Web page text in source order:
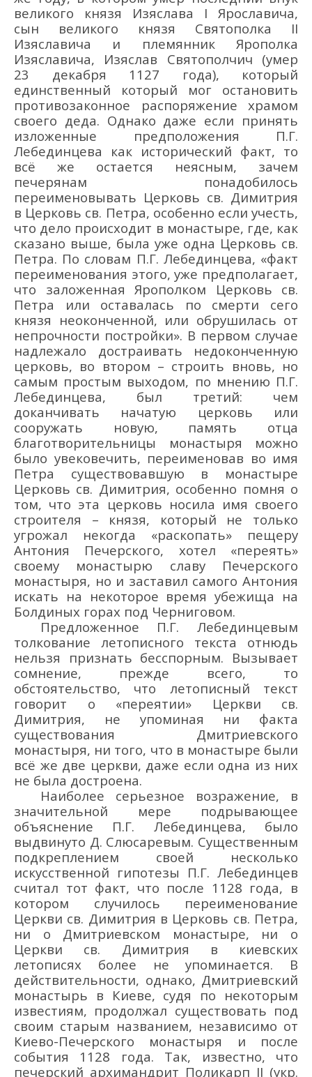
великого князя Изяслава I Ярославича,
сын великого князя Святополка II
Изяславича и племянник Ярополка
Изяславича, Изяслав Святополчич (умер
23 декабря 1127 года), который
единственный который мог остановить
противозаконное распоряжение храмом
своего деда. Однако даже если принять
изложенные предположения П.Г.
Лебединцева как исторический факт, то
всё же остается неясным, зачем
печерянам понадобилось
переименовывать Церковь св. Димитрия
в Церковь св. Петра, особенно если учесть,
что дело происходит в монастыре, где, как
сказано выше, была уже одна Церковь св.
Петра. По словам П.Г. Лебединцева, «факт
переименования этого, уже предполагает,
что заложенная Ярополком Церковь св.
Петра или оставалась по смерти сего
князя неоконченной, или обрушилась от
непрочности постройки». В первом случае
надлежало достраивать недоконченную
церковь, во втором – строить вновь, но
самым простым выходом, по мнению П.Г.
Лебединцева, был третий: чем
доканчивать начатую церковь или
сооружать новую, память отца
благотворительницы монастыря можно
было увековечить, переименовав во имя
Петра существовавшую в монастыре
Церковь св. Димитрия, особенно помня о
том, что эта церковь носила имя своего
строителя – князя, который не только
угрожал некогда «раскопать» пещеру
Антония Печерского, хотел «переять»
своему монастырю славу Печерского
монастыря, но и заставил самого Антония
искать на некоторое время убежища на
Болдиных горах под Черниговом.
Предложенное П.Г. Лебединцевым
толкование летописного текста отнюдь
нельзя признать бесспорным. Вызывает
сомнение, прежде всего, то
обстоятельство, что летописный текст
говорит о «переятии» Церкви св.
Димитрия, не упоминая ни факта
существования Дмитриевского
монастыря, ни того, что в монастыре были
всё же две церкви, даже если одна из них
не была достроена.
Наиболее серьезное возражение, в
значительной мере подрывающее
объяснение П.Г. Лебединцева, было
выдвинуто Д. Слюсаревым. Существенным
подкреплением своей несколько
искусственной гипотезы П.Г. Лебединцев
считал тот факт, что после 1128 года, в
котором случилось переименование
Церкви св. Димитрия в Церковь св. Петра,
ни о Дмитриевском монастыре, ни о
Церкви св. Димитрия в киевских
летописях более не упоминается. В
действительности, однако, Дмитриевский
монастырь в Киеве, судя по некоторым
известиям, продолжал существовать под
своим старым названием, независимо от
Киево-Печерского монастыря и после
события 1128 года. Так, известно, что
печерский архимандрит Поликарп II (укр.